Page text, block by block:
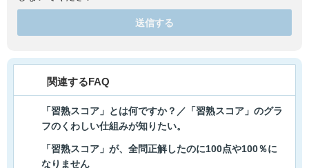
送信する
関連するFAQ
「習熟スコア」とは何ですか？／「習熟スコア」のグラ
フのくわしい仕組みが知りたい。
「習熟スコア」が、全問正解したのに100点や100％に
なりません